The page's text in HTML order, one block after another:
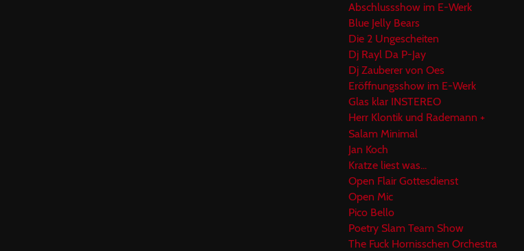
Abschlussshow im E-Werk
Blue Jelly Bears
Die 2 Ungescheiten
Dj Rayl Da P-Jay
Dj Zauberer von Oes
Eröffnungsshow im E-Werk
Glas klar INSTEREO
Herr Klontik und Rademann +
Salam Minimal
Jan Koch
Kratze liest was...
Open Flair Gottesdienst
Open Mic
Pico Bello
Poetry Slam Team Show
The Fuck Hornisschen Orchestra